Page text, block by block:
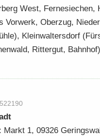
West, Fer­ne­sie­chen,
Vor­werk, Ober­zug,
Klein­wal­ters­dorf
Rit­ter­gut,
Markt 1, 09326